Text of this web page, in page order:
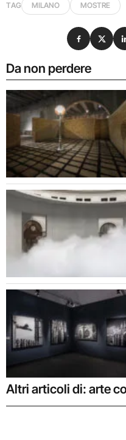
TAG MILANO MOSTRE
Da non perdere
Condividi
Altri articoli di: arte